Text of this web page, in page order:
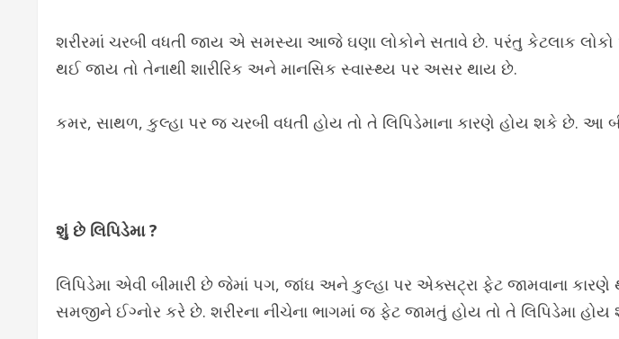
શરીરમાં ચરબી વધતી જાય એ સમસ્યા આજે ઘણા લોકોને સતાવે છે. પરંતુ કેટલાક
થઈ જાય તો તેનાથી શારીરિક અને માનસિક સ્વાસ્થ્ય પર અસર થાય છે.
કમર, સાથળ, કુલ્હા પર જ ચરબી વધતી હોય તો તે લિપિડેમાના કારણે હોય શકે છે.
શું છે લિપિડેમા ?
લિપિડેમા એવી બીમારી છે જેમાં પગ, જાંઘ અને કુલ્હા પર એક્સટ્રા ફેટ જામવાના
સમજીને ઈગ્નોર કરે છે. શરીરના નીચેના ભાગમાં જ ફેટ જામતું હોય તો તે લિપિડેમા